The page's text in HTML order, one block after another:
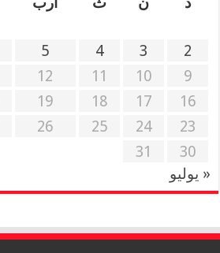
2
3
4
5
9
10
11
12
16
17
18
19
23
24
25
26
30
31
« يوليو